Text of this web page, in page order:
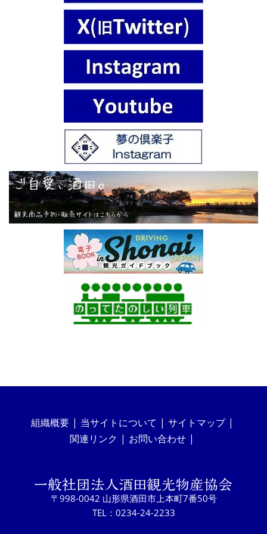
組織概要 当サイトについて
サイトマップ
関連リンク
お問い合わせ
〒998-0042 山形県酒田市上本町7番50号
TEL：0234-24-2233